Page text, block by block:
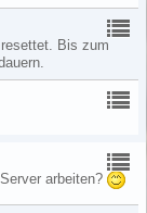
Bis zum
arbeiten?